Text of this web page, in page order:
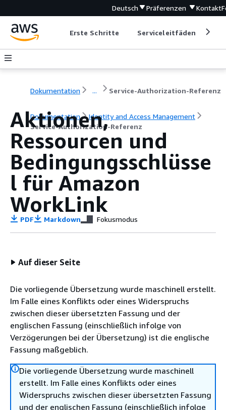
Deutsch Präferenzen Kontakt
Erste Schritte Serviceleitfäden
Dokumentation ... Service-Authorization-Referenz
Dokumentation
Identity and Access Management
Service-Authorization-Referenz
Aktionen,
Ressourcen und
Bedingungsschlüsse
l für Amazon
WorkLink
PDF Markdown Fokusmodus
Auf dieser Seite
Die vorliegende Übersetzung wurde maschinell erstellt.
Im Falle eines Konflikts oder eines Widerspruchs
zwischen dieser übersetzten Fassung und der
englischen Fassung (einschließlich infolge von
Verzögerungen bei der Übersetzung) ist die englische
Fassung maßgeblich.
Die vorliegende Übersetzung wurde maschinell
erstellt. Im Falle eines Konflikts oder eines
Widerspruchs zwischen dieser übersetzten Fassung
und der englischen Fassung (einschließlich infolge